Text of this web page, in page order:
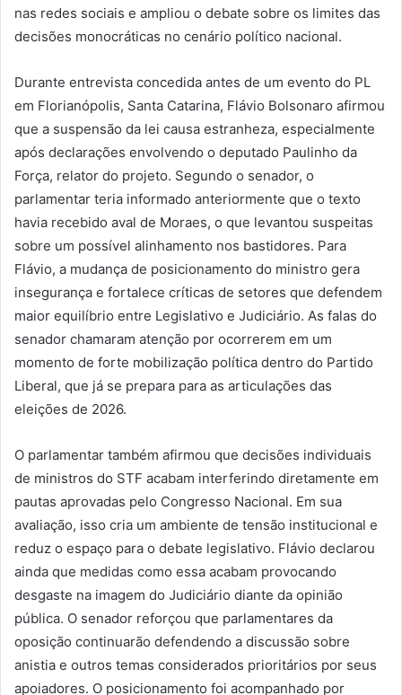
nas redes sociais e ampliou o debate sobre os limites das
decisões monocráticas no cenário político nacional.
Durante entrevista concedida antes de um evento do PL
em Florianópolis, Santa Catarina, Flávio Bolsonaro afirmou
que a suspensão da lei causa estranheza, especialmente
após declarações envolvendo o deputado Paulinho da
Força, relator do projeto. Segundo o senador, o
parlamentar teria informado anteriormente que o texto
havia recebido aval de Moraes, o que levantou suspeitas
sobre um possível alinhamento nos bastidores. Para
Flávio, a mudança de posicionamento do ministro gera
insegurança e fortalece críticas de setores que defendem
maior equilíbrio entre Legislativo e Judiciário. As falas do
senador chamaram atenção por ocorrerem em um
momento de forte mobilização política dentro do Partido
Liberal, que já se prepara para as articulações das
eleições de 2026.
O parlamentar também afirmou que decisões individuais
de ministros do STF acabam interferindo diretamente em
pautas aprovadas pelo Congresso Nacional. Em sua
avaliação, isso cria um ambiente de tensão institucional e
reduz o espaço para o debate legislativo. Flávio declarou
ainda que medidas como essa acabam provocando
desgaste na imagem do Judiciário diante da opinião
pública. O senador reforçou que parlamentares da
oposição continuarão defendendo a discussão sobre
anistia e outros temas considerados prioritários por seus
apoiadores. O posicionamento foi acompanhado por